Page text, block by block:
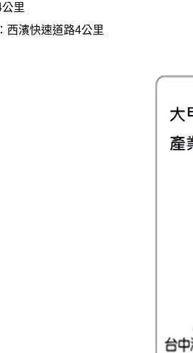
里
西濱快速道路4公里